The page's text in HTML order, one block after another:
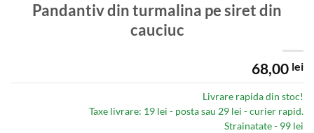
Pandantiv din turmalina pe siret din
cauciuc
68,00 lei
Livrare rapida din stoc!
Taxe livrare: 19 lei - posta sau 29 lei - curier rapid.
Strainatate - 99 lei